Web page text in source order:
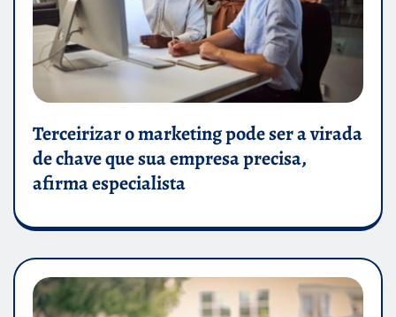
Terceirizar o marketing pode ser a virada
de chave que sua empresa precisa,
afirma especialista